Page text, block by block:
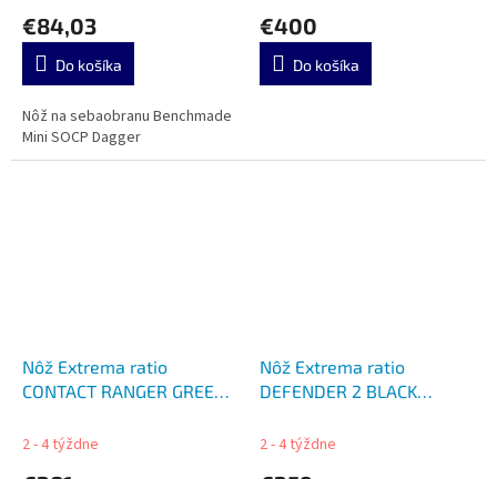
€84,03
Do košíka
Nôž na sebaobranu Benchmade
Mini SOCP Dagger
€400
Do košíka
Nôž Extrema ratio
CONTACT RANGER GREEN
2 - 4 týždne
Nôž Extrema ratio
DEFENDER 2 BLACK
2 - 4 týždne